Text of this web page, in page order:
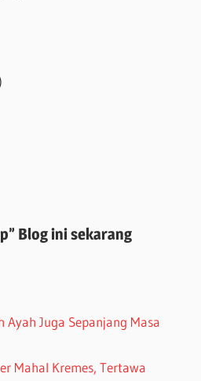
Blog ini sekarang
Ayah Juga Sepanjang Masa
Mahal Kremes, Tertawa